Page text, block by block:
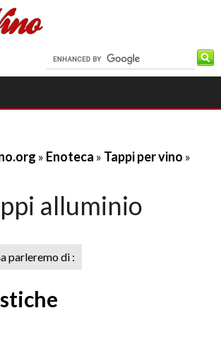
» Enoteca » Tappi per vino »
alluminio
parleremo di :